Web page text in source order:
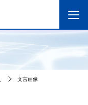
文言画像